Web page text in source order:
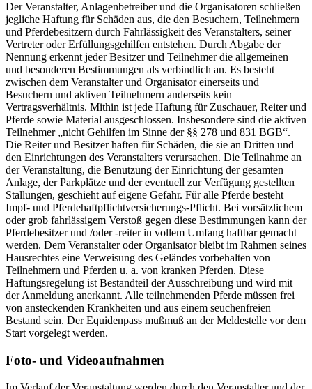
Der Veranstalter, Anlagenbetreiber und die Organisatoren schließen
jegliche Haftung für Schäden aus, die den Besuchern, Teilnehmern
und Pferdebesitzern durch Fahrlässigkeit des Veranstalters, seiner
Vertreter oder Erfüllungsgehilfen entstehen. Durch Abgabe der
Nennung erkennt jeder Besitzer und Teilnehmer die allgemeinen
und besonderen Bestimmungen als verbindlich an. Es besteht
zwischen dem Veranstalter und Organisator einerseits und
Besuchern und aktiven Teilnehmern anderseits kein
Vertragsverhältnis. Mithin ist jede Haftung für Zuschauer, Reiter und
Pferde sowie Material ausgeschlossen. Insbesondere sind die aktiven
Teilnehmer „nicht Gehilfen im Sinne der §§ 278 und 831 BGB“.
Die Reiter und Besitzer haften für Schäden, die sie an Dritten und
den Einrichtungen des Veranstalters verursachen. Die Teilnahme an
der Veranstaltung, die Benutzung der Einrichtung der gesamten
Anlage, der Parkplätze und der eventuell zur Verfügung gestellten
Stallungen, geschieht auf eigene Gefahr. Für alle Pferde besteht
Impf- und Pferdehaftpflichtversicherungs-Pflicht. Bei vorsätzlichem
oder grob fahrlässigem Verstoß gegen diese Bestimmungen kann der
Pferdebesitzer und /oder -reiter in vollem Umfang haftbar gemacht
werden. Dem Veranstalter oder Organisator bleibt im Rahmen seines
Hausrechtes eine Verweisung des Geländes vorbehalten von
Teilnehmern und Pferden u. a. von kranken Pferden. Diese
Haftungsregelung ist Bestandteil der Ausschreibung und wird mit
der Anmeldung anerkannt. Alle teilnehmenden Pferde müssen frei
von ansteckenden Krankheiten und aus einem seuchenfreien
Bestand sein. Der Equidenpass mußmuß an der Meldestelle vor dem
Start vorgelegt werden.
Foto- und Videoaufnahmen